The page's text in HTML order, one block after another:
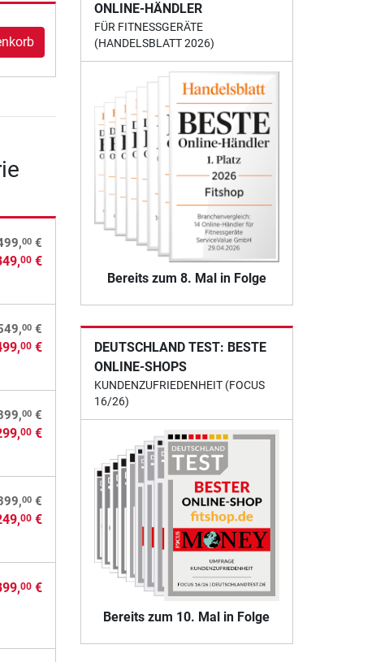
00 €
00 €
00 €
00 €
00 €
00 €
00 €
00 €
00 €
ONLINE-HÄNDLER
FÜR FITNESSGERÄTE
(HANDELSBLATT 2026)
Bereits zum 8. Mal in Folge
DEUTSCHLAND TEST: BESTE
ONLINE-SHOPS
KUNDENZUFRIEDENHEIT (FOCUS
16/26)
Bereits zum 10. Mal in Folge